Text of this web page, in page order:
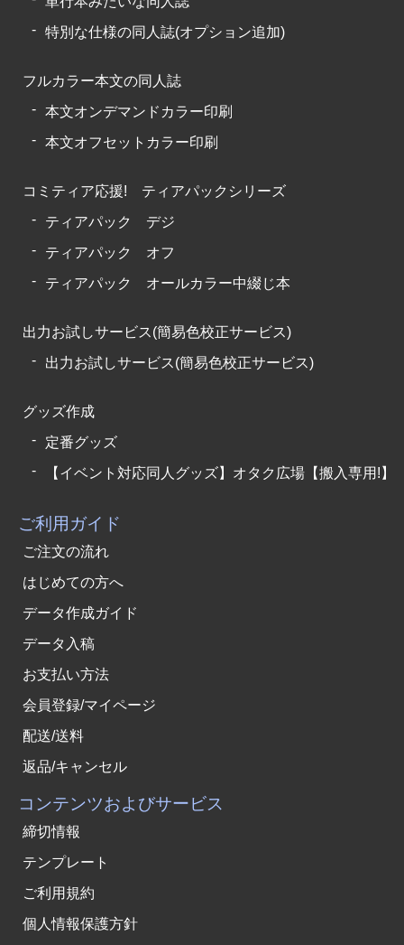
特別な仕様の同人誌(オプション追加)
フルカラー本文の同人誌
本文オンデマンドカラー印刷
本文オフセットカラー印刷
コミティア応援! ティアパックシリーズ
ティアパック デジ
ティアパック オフ
ティアパック オールカラー中綴じ本
出力お試しサービス(簡易色校正サービス)
出力お試しサービス(簡易色校正サービス)
グッズ作成
定番グッズ
【イベント対応同人グッズ】オタク広場【搬入専用!】
ご利用ガイド
ご注文の流れ
はじめての方へ
データ作成ガイド
データ入稿
お支払い方法
会員登録/マイページ
配送/送料
返品/キャンセル
コンテンツおよびサービス
締切情報
テンプレート
ご利用規約
個人情報保護方針